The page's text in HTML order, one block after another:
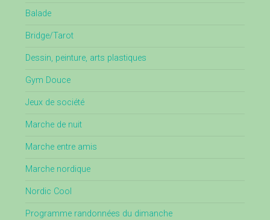
Balade
Bridge/Tarot
Dessin, peinture, arts plastiques
Gym Douce
Jeux de société
Marche de nuit
Marche entre amis
Marche nordique
Nordic Cool
Programme randonnées du dimanche